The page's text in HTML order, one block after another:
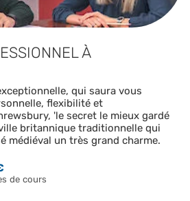
À
qui saura vous
flexibilité et
'le secret le mieux gardé
ville britannique traditionnelle qui
médiéval un très grand charme.
de cours